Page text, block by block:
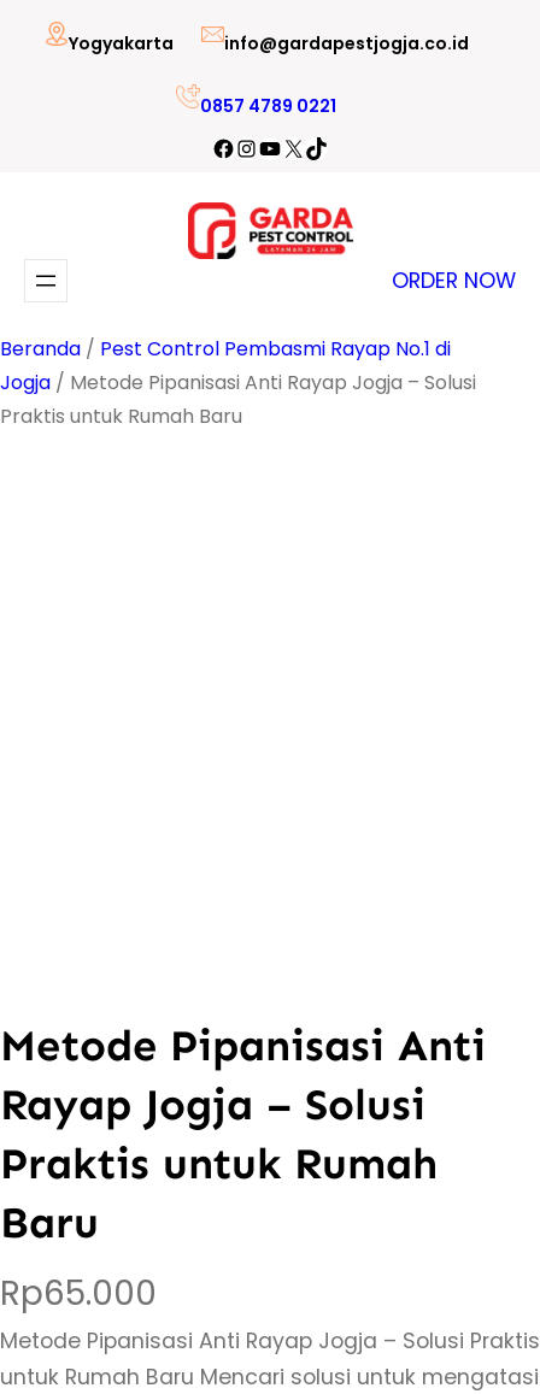
Lewati
Yogyakarta info@gardapestjogja.co.id
0857 4789 0221
Facebook
Instagram
YouTube
X TikTok
ORDER NOW
Beranda / Pest Control Pembasmi Rayap No.1 di
Jogja / Metode Pipanisasi Anti Rayap Jogja – Solusi
Praktis untuk Rumah Baru
Metode Pipanisasi Anti
Rayap Jogja – Solusi
Praktis untuk Rumah
Baru
Rp65.000
Metode Pipanisasi Anti Rayap Jogja – Solusi Praktis
untuk Rumah Baru Mencari solusi untuk mengatasi